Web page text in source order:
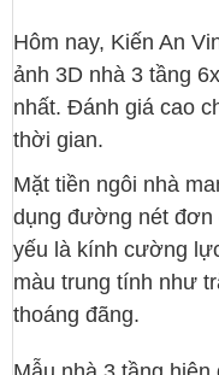
Hôm nay, Kiến An
ảnh 3D nhà 3 tầng
nhất. Đánh giá cao
thời gian.
Mặt tiền ngôi nhà
dụng đường nét đơn
yếu là kính cường
màu trung tính như
thoáng đãng.